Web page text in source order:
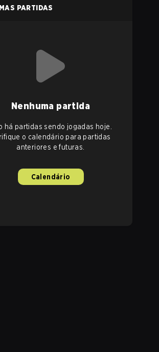
PARTIDAS
Nenhuma partida
há partidas sendo jogadas hoje.
o calendário para partidas
anteriores e futuras.
Calendário